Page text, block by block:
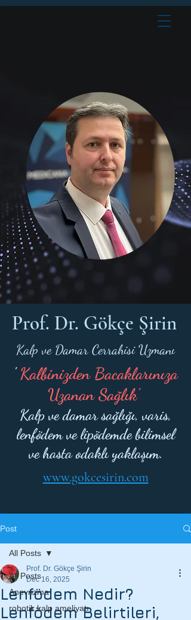
Kalp ve Damar Cerrahisi Uzmanı
Prof. Dr. Gökçe Şirin
Kalbinizden Bacaklarınıza
Uzanan Sağlık'
Kalp ve damar sağlığı, varis,
lenfödem ve lipödemde bilimsel
ve hasta odaklı yaklaşım.
www.gokcesirin.com
Post
All Posts
Anevrizma
robotik kalp ameliyatı
All Posts
Lenfödem Nedir?
Lenfödem Belirtileri,
Prof. Dr. Gökçe Şirin
Dec 16, 2025